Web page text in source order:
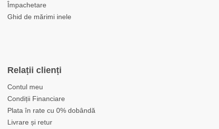
Împachetare
Ghid de mărimi inele
Relații clienți
Contul meu
Condiții Financiare
Plata în rate cu 0% dobândă
Livrare și retur